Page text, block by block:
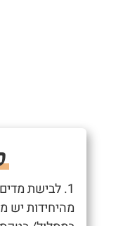
1. לבישת
מהיחידות יש